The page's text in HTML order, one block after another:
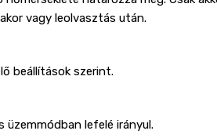
vagy leolvasztás után.
beállítások szerint.
lefelé irányul.